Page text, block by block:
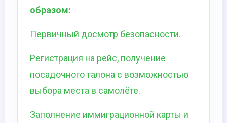
образом:
Первичный досмотр безопасности.
Регистрация на рейс, получение
посадочного талона с возможностью
выбора места в самолёте.
Заполнение иммиграционной карты и